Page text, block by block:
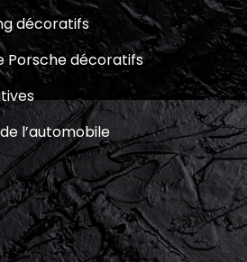
décoratifs
Porsche décoratifs
l’automobile